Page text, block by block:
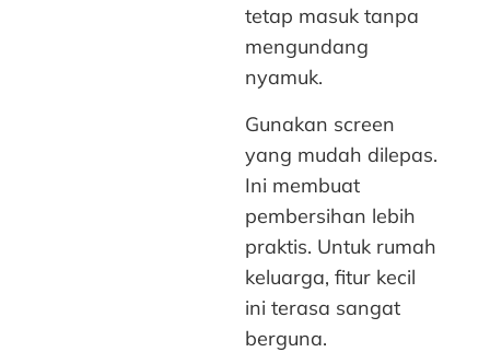
tetap masuk tanpa
mengundang
nyamuk.
Gunakan screen
yang mudah dilepas.
Ini membuat
pembersihan lebih
praktis. Untuk rumah
keluarga, fitur kecil
ini terasa sangat
berguna.